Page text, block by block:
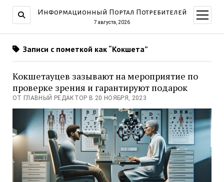
Информационный Портал Потребителей
7 августа, 2026
меню
Записи с пометкой как “Кокшета”
Кокшетауцев зазывают на мероприятие по
проверке зрения и гарантируют подарок
ОТ ГЛАВНЫЙ РЕДАКТОР В 20 НОЯБРЯ, 2023